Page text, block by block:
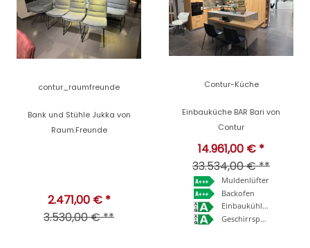
contur_raumfreunde
Bank und Stühle Jukka von
Raum.Freunde
2.471,00 € *
3.530,00 € **
Contur-Küche
Einbauküche BAR Bari von
Contur
14.961,00 € *
33.534,00 € **
Muldenlüfter
Backofen
Einbaukühlschrank
Geschirrspüler